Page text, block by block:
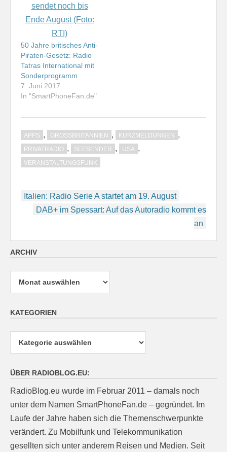
50 Jahre britisches Anti-
Piraten-Gesetz: Radio
Tatras International mit
Sonderprogramm
7. Juni 2017
In "SmartPhoneFan.de"
APPS , GROSSBRITANNIEN , KURZMELDUNGEN ,
PRIVATRADIO , SEESENDER , USA ,
VERANSTALTUNGSFUNK
Beitragsnavigation
Italien: Radio Serie A startet am 19. August
DAB+ im Spessart: Auf das Autoradio kommt es
an
ARCHIV
Archiv
KATEGORIEN
ÜBER RADIOBLOG.EU:
RadioBlog.eu wurde im Februar 2011 – damals noch
unter dem Namen SmartPhoneFan.de – gegründet. Im
Laufe der Jahre haben sich die Themenschwerpunkte
verändert. Zu Mobilfunk und Telekommunikation
gesellten sich unter anderem Reisen und Medien. Seit